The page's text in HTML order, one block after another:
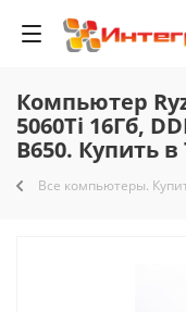
Компьютер
5060Ti 16Гб,
B650. Купить
Все компьютеры.